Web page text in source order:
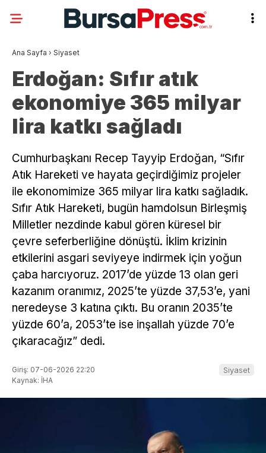
Ana Sayfa › Siyaset
Erdoğan: Sıfır atık
ekonomiye 365 milyar
lira katkı sağladı
Cumhurbaşkanı Recep Tayyip Erdoğan, “Sıfır
Atık Hareketi ve hayata geçirdiğimiz projeler
ile ekonomimize 365 milyar lira katkı sağladık.
Sıfır Atık Hareketi, bugün hamdolsun Birleşmiş
Milletler nezdinde kabul gören küresel bir
çevre seferberliğine dönüştü. İklim krizinin
etkilerini asgari seviyeye indirmek için yoğun
çaba harcıyoruz. 2017’de yüzde 13 olan geri
kazanım oranımız, 2025’te yüzde 37,53’e, yani
neredeyse 3 katına çıktı. Bu oranın 2035’te
yüzde 60’a, 2053’te ise inşallah yüzde 70’e
çıkaracağız” dedi.
Giriş: 07-06-2026 22:20
Kaynak: İHA
Siyaset